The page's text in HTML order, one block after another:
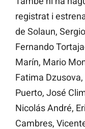
registrat i
de Solaun,
Fernando
Marín, Mario
Fatima
Puerto, José
Nicolás André,
Cambres,